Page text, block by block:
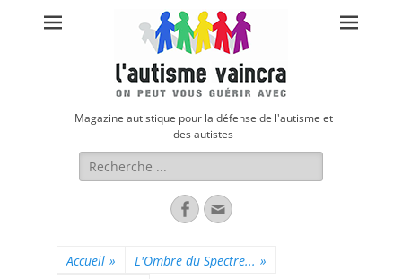
Magazine autistique pour la défense de l'autisme et
des autistes
Rechercher :
FacebookAdresse
de
Accueil » L'Ombre du Spectre... »